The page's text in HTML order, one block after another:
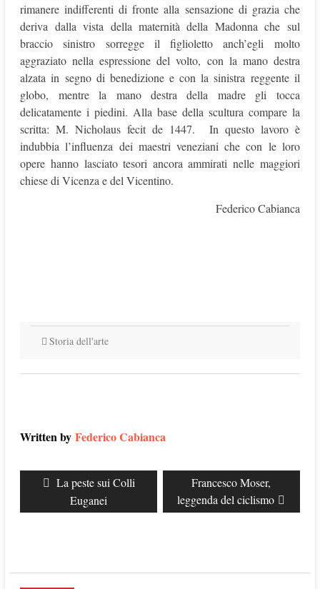
rimanere indifferenti di fronte alla sensazione di grazia che
deriva dalla vista della maternità della Madonna che sul
braccio sinistro sorregge il figlioletto anch’egli molto
aggraziato nella espressione del volto, con la mano destra
alzata in segno di benedizione e con la sinistra reggente il
globo, mentre la mano destra della madre gli tocca
delicatamente i piedini. Alla base della scultura compare la
scritta: M. Nicholaus fecit de 1447. In questo lavoro è
indubbia l’influenza dei maestri veneziani che con le loro
opere hanno lasciato tesori ancora ammirati nelle maggiori
chiese di Vicenza e del Vicentino.
Federico Cabianca
Storia dell'arte
Written byFederico Cabianca
Navigazione
articoliPrevious
post:
La peste sui Colli
Euganei
Next
post:
Francesco Moser,
leggenda del ciclismo